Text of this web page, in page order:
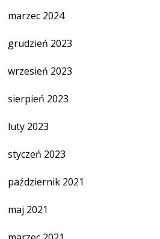
marzec 2024
grudzień 2023
wrzesień 2023
sierpień 2023
luty 2023
styczeń 2023
październik 2021
maj 2021